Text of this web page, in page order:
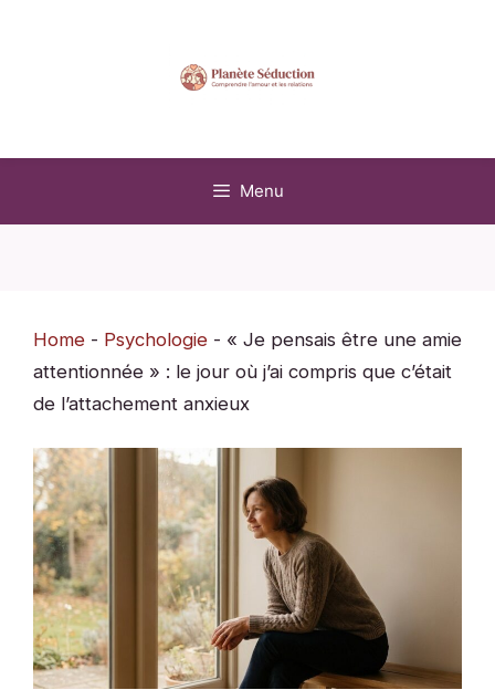
Menu
Home - Psychologie - « Je pensais être une amie
attentionnée » : le jour où j’ai compris que c’était
de l’attachement anxieux